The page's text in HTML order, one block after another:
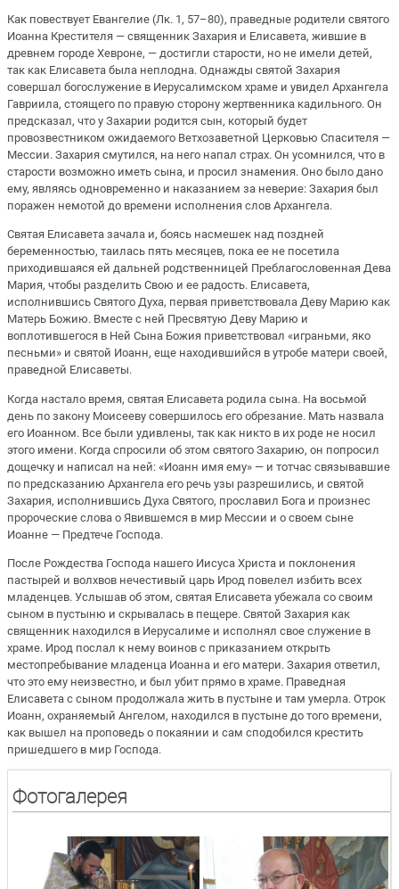
Как повествует Евангелие (Лк. 1, 57–80), праведные родители святого
Иоанна Крестителя — священник Захария и Елисавета, жившие в
древнем городе Хевроне, — достигли старости, но не имели детей,
так как Елисавета была неплодна. Однажды святой Захария
совершал богослужение в Иерусалимском храме и увидел Архангела
Гавриила, стоящего по правую сторону жертвенника кадильного. Он
предсказал, что у Захарии родится сын, который будет
провозвестником ожидаемого Ветхозаветной Церковью Спасителя —
Мессии. Захария смутился, на него напал страх. Он усомнился, что в
старости возможно иметь сына, и просил знамения. Оно было дано
ему, являясь одновременно и наказанием за неверие: Захария был
поражен немотой до времени исполнения слов Архангела.
Святая Елисавета зачала и, боясь насмешек над поздней
беременностью, таилась пять месяцев, пока ее не посетила
приходившаяся ей дальней родственницей Преблагословенная Дева
Мария, чтобы разделить Свою и ее радость. Елисавета,
исполнившись Святого Духа, первая приветствовала Деву Марию как
Матерь Божию. Вместе с ней Пресвятую Деву Марию и
воплотившегося в Ней Сына Божия приветствовал «играньми, яко
песньми» и святой Иоанн, еще находившийся в утробе матери своей,
праведной Елисаветы.
Когда настало время, святая Елисавета родила сына. На восьмой
день по закону Моисееву совершилось его обрезание. Мать назвала
его Иоанном. Все были удивлены, так как никто в их роде не носил
этого имени. Когда спросили об этом святого Захарию, он попросил
дощечку и написал на ней: «Иоанн имя ему» — и тотчас связывавшие
по предсказанию Архангела его речь узы разрешились, и святой
Захария, исполнившись Духа Святого, прославил Бога и произнес
пророческие слова о Явившемся в мир Мессии и о своем сыне
Иоанне — Предтече Господа.
После Рождества Господа нашего Иисуса Христа и поклонения
пастырей и волхвов нечестивый царь Ирод повелел избить всех
младенцев. Услышав об этом, святая Елисавета убежала со своим
сыном в пустыню и скрывалась в пещере. Святой Захария как
священник находился в Иерусалиме и исполнял свое служение в
храме. Ирод послал к нему воинов с приказанием открыть
местопребывание младенца Иоанна и его матери. Захария ответил,
что это ему неизвестно, и был убит прямо в храме. Праведная
Елисавета с сыном продолжала жить в пустыне и там умерла. Отрок
Иоанн, охраняемый Ангелом, находился в пустыне до того времени,
как вышел на проповедь о покаянии и сам сподобился крестить
пришедшего в мир Господа.
Фотогалерея